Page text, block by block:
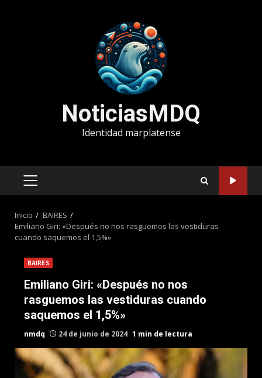
NoticiasMDQ
Identidad marplatense
MENÚ
Inicio
BAIRES
Emiliano Giri: «Después no nos rasguemos las vestiduras
cuando saquemos el 1,5%»
BAIRES
Emiliano Giri: «Después no nos
rasguemos las vestiduras cuando
saquemos el 1,5%»
nmdq 24 de junio de 2024 1 min de lectura